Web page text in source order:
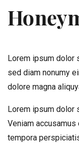
Lorem ipsum dolor
sed diam nonumy
dolore magna
Lorem ipsum dolor
Veniam
tempora